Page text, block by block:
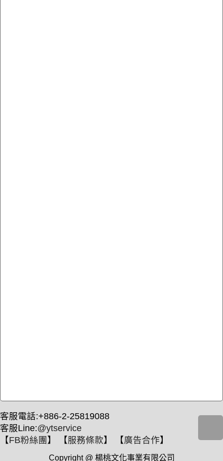
客服電話:+886-2-25819088
客服Line:@ytservice
【FB粉絲團 】 【服務條款】 【廣告合作】
Copyright @ 楊桃文化事業有限公司